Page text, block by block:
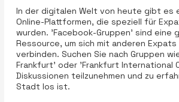
In der digitalen Welt von heute gibt es
Online-Plattformen, die speziell für
wurden. 'Facebook-Gruppen' sind eine
Ressource, um sich mit anderen Expats
verbinden. Suchen Sie nach Gruppen
Frankfurt' oder 'Frankfurt International
Diskussionen teilzunehmen und zu
Stadt los ist.